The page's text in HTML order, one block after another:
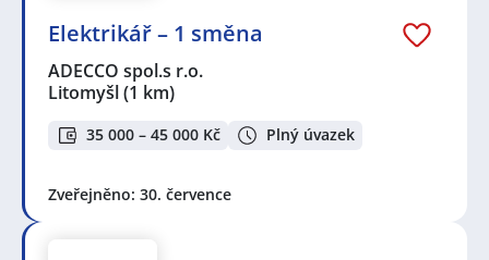
Elektrikář – 1 směna
ADECCO spol.s r.o.
Litomyšl(1 km)
35 000 – 45 000 Kč Plný úvazek
Zveřejněno: 30. července